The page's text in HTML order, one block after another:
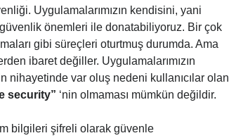
Uygulamalarımızın kendisini, yani
önemleri ile donatabiliyoruz. Bir çok
gibi süreçleri oturtmuş durumda. Ama
ibaret değiller. Uygulamalarımızın
nihayetinde var oluş nedeni kullanıcılar olan
security” ‘nin olmaması mümkün değildir.
bilgileri şifreli olarak güvenle